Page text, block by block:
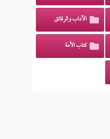
الآداب والرقائق
كتاب الأمة